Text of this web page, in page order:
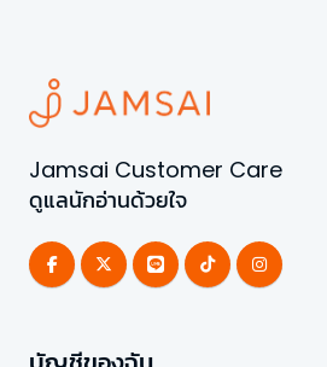
Jamsai Customer Care
ดูแลนักอ่านด้วยใจ